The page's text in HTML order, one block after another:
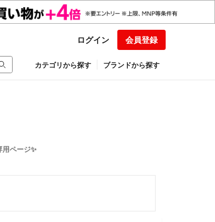
ログイン 会員登録
カテゴリから探す ブランドから探す
ページ✨